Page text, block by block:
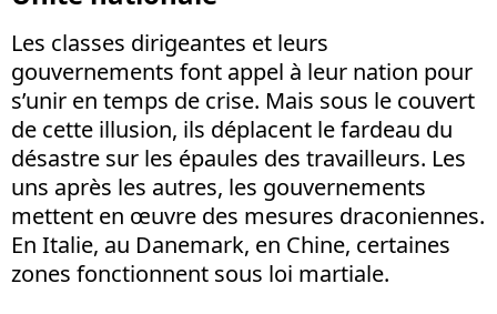
Les classes dirigeantes et leurs
gouvernements font appel à leur nation pour
s’unir en temps de crise. Mais sous le couvert
de cette illusion, ils déplacent le fardeau du
désastre sur les épaules des travailleurs. Les
uns après les autres, les gouvernements
mettent en œuvre des mesures draconiennes.
En Italie, au Danemark, en Chine, certaines
zones fonctionnent sous loi martiale.